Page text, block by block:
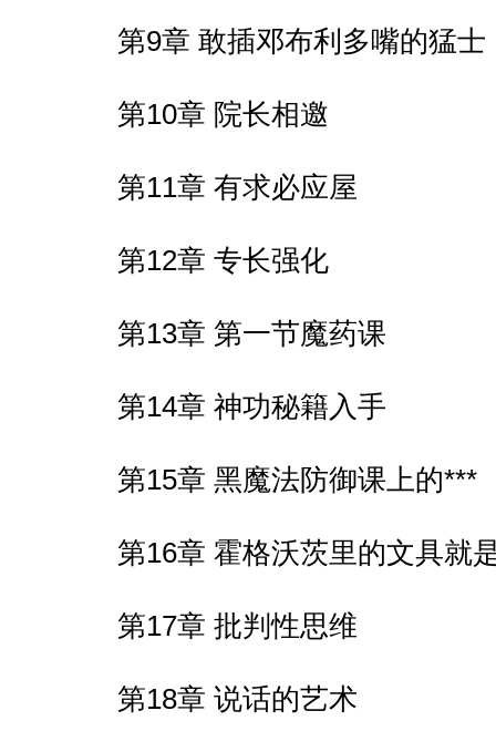
第9章 敢插邓布利多嘴的猛士
第10章 院长相邀
第11章 有求必应屋
第12章 专长强化
第13章 第一节魔药课
第14章 神功秘籍入手
第15章 黑魔法防御课上的***
第16章 霍格沃茨里的文具就
第17章 批判性思维
第18章 说话的艺术